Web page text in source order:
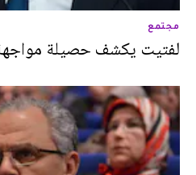
مجتمع
لفتيت يكشف حصيلة مواجهة